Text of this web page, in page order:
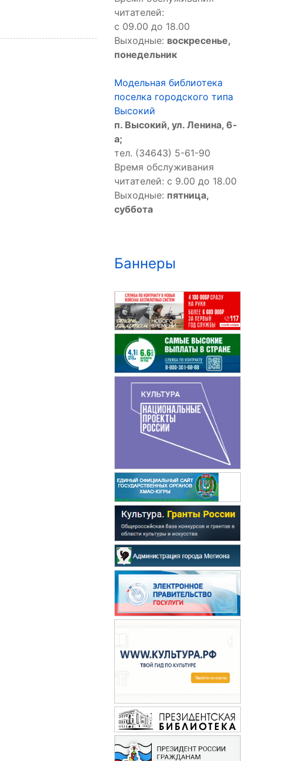
читателей:
с 09.00 до 18.00
Выходные: воскресенье,
понедельник
Модельная библиотека
поселка городского типа
Высокий
п. Высокий, ул. Ленина, 6-
а;
тел. (34643) 5-61-90
Время обслуживания
читателей: с 9.00 до 18.00
Выходные: пятница,
суббота
Баннеры